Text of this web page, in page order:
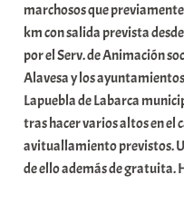
marchosos que
km con salida prevista
por el Serv. de Animación
Alavesa y los
Lapuebla de Labarca
tras hacer varios altos en el
avituallamiento previstos.
de ello además de gratuita.